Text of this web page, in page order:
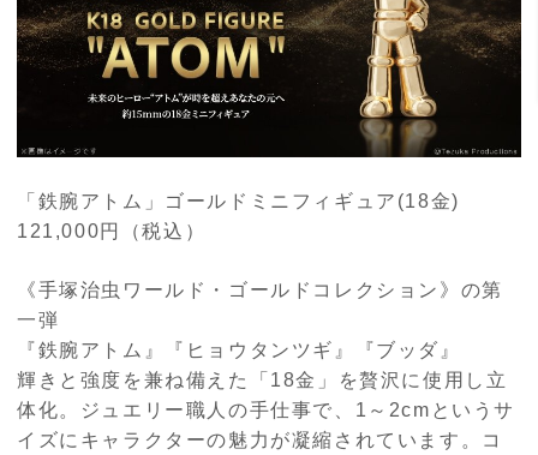
「鉄腕アトム」ゴールドミニフィギュア(18金)
121,000円（税込）
《手塚治虫ワールド・ゴールドコレクション》の第
一弾
『鉄腕アトム』『ヒョウタンツギ』『ブッダ』
輝きと強度を兼ね備えた「18金」を贅沢に使用し立
体化。ジュエリー職人の手仕事で、1～2cmというサ
イズにキャラクターの魅力が凝縮されています。コ